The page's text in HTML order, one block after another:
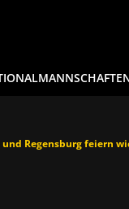
und Regensburg feiern